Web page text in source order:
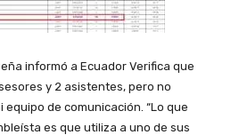
informó a Ecuador Verifica que
y 2 asistentes, pero no
de comunicación. “Lo que
es que utiliza a uno de sus